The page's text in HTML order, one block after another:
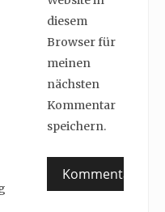
diesem
Browser für
meinen
nächsten
Kommentar
speichern.